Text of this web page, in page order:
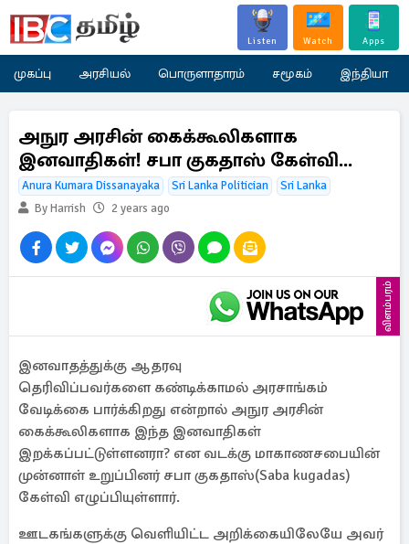
Listen Watch Apps
முகப்பு அரசியல் பொருளாதாரம் சமூகம் இந்தியா
அநுர அரசின் கைக்கூலிகளாக
இனவாதிகள்! சபா குகதாஸ் கேள்வி...
Anura Kumara Dissanayaka Sri Lanka Politician
Sri Lanka
By Harrish
2 years ago
விளம்பரம்
இனவாதத்துக்கு ஆதரவு
தெரிவிப்பவர்களை கண்டிக்காமல் அரசாங்கம்
வேடிக்கை பார்க்கிறது என்றால் அநுர அரசின்
கைக்கூலிகளாக இந்த இனவாதிகள்
இறக்கப்பட்டுள்ளனரா? என வடக்கு மாகாணசபையின்
முன்னாள் உறுப்பினர் சபா குகதாஸ்(Saba kugadas)
கேள்வி எழுப்பியுள்ளார்.
ஊடகங்களுக்கு வெளியிட்ட அறிக்கையிலேயே அவர்